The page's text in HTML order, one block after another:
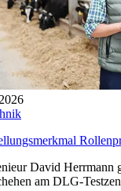
David Herrmann
am DLG-